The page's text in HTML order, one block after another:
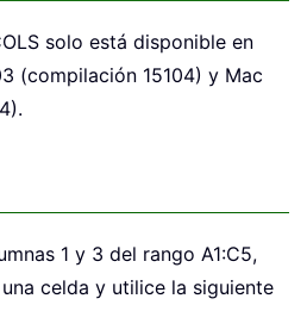
solo está disponible en
(compilación 15104) y Mac
1 y 3 del rango A1:C5,
celda y utilice la siguiente